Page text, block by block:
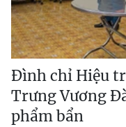
Đình chỉ Hiệu
Trưng Vương
phẩm bẩn